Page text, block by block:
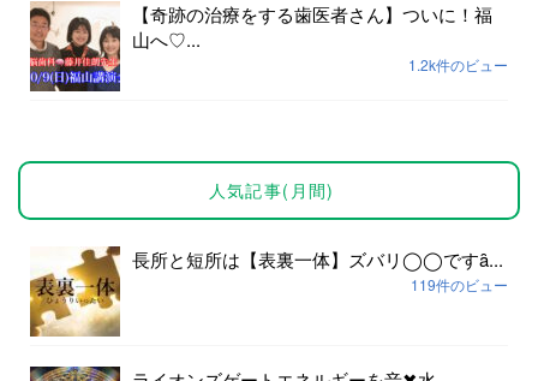
【奇跡の治療をする歯医者さん】ついに！福
山へ♡...
1.2k件のビュー
人気記事(月間)
長所と短所は【表裏一体】ズバリ◯◯ですȃ...
119件のビュー